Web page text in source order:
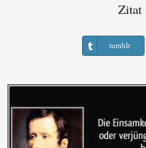
Zitat
tumblr